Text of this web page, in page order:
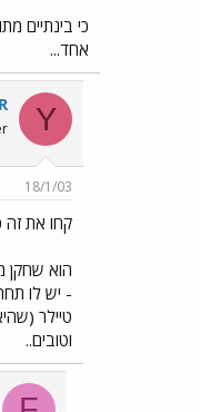
אחד...
Y
18/1/03
קחו את זה
הוא שחקן
- יש לו
טיילר
וטובים..